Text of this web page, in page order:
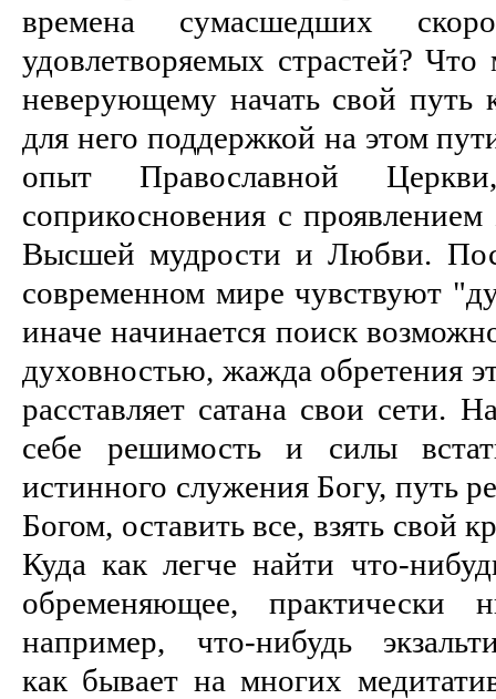
времена сумасшедших
удовлетворяемых страстей?
неверующему начать свой путь
для него поддержкой на этом
опыт Православной
соприкосновения с
Высшей мудрости и Любви.
современном мире чувствуют
иначе начинается поиск
духовностью, жажда обретения
расставляет сатана свои сети.
себе решимость и силы
истинного служения Богу, путь
Богом, оставить все, взять свой
Куда как легче найти что-
обременяющее, практически
например, что-нибудь
как бывает на многих